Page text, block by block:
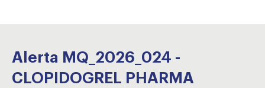
Alerta MQ_2026_024 -
CLOPIDOGREL PHARMA